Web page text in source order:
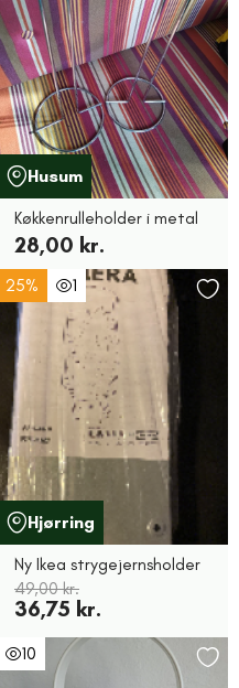
Husum
Køkkenrulleholder i metal
28,00 kr.
25% 1
Hjørring
Ny Ikea strygejernsholder
49,00 kr.
36,75 kr.
10